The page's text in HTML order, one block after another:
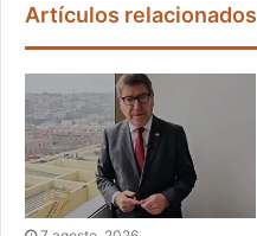
Artículos relacionados